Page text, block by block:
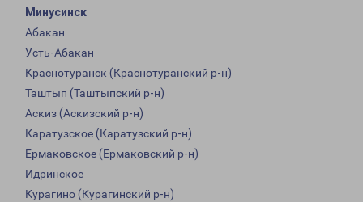
Минусинск
Абакан
Усть-Абакан
Краснотуранск (Краснотуранский р-н)
Таштып (Таштыпский р-н)
Аскиз (Аскизский р-н)
Каратузское (Каратузский р-н)
Ермаковское (Ермаковский р-н)
Идринское
Курагино (Курагинский р-н)